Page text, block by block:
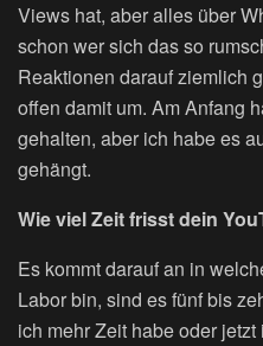
Views hat, aber alles über
schon wer sich das so
Reaktionen darauf ziemlich
offen damit um. Am Anfang
gehalten, aber ich habe es
gehängt.
Wie viel Zeit frisst dein
Es kommt darauf an in
Labor bin, sind es fünf bis
ich mehr Zeit habe oder